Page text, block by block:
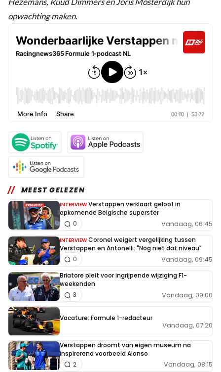
opwachting maken.
MEEST GELEZEN
INTERVIEW Verstappen verklaart geloof in
opkomende Belgische superster
Vandaag, 06:45
0
INTERVIEW Coronel weigert vergelijking tussen
Verstappen en Antonelli: "Nog niet dat niveau"
Vandaag, 09:45
0
Briatore pleit voor ingrijpende wijziging F1-
weekenden
Vandaag, 09:00
3
Vacature: Formule 1-redacteur
Vandaag, 07:20
Verstappen droomt van eigen museum na
inspirerend voorbeeld Alonso
Vandaag, 08:15
2